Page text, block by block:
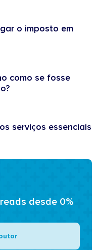
o imposto em
como se fosse
serviços essenciais
desde 0%